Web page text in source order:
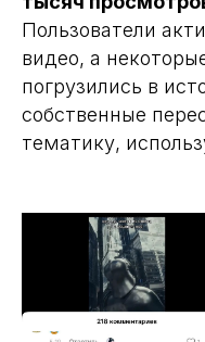
Пользователи
видео, а
погрузились в
собственные
тематику,